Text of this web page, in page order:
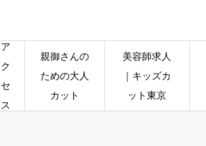
ア
ク
セ
ス
親御さんの
ための大人
カット
美容師求人
｜キッズカ
ット東京